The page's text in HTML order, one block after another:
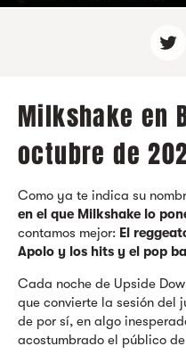
Milkshake en
octubre de
Como ya te indica su
en el que Milkshake lo
contamos mejor: El
Apolo y los hits y el pop
Cada noche de Upside
que convierte la sesión del
de por sí, en algo
acostumbrado el público